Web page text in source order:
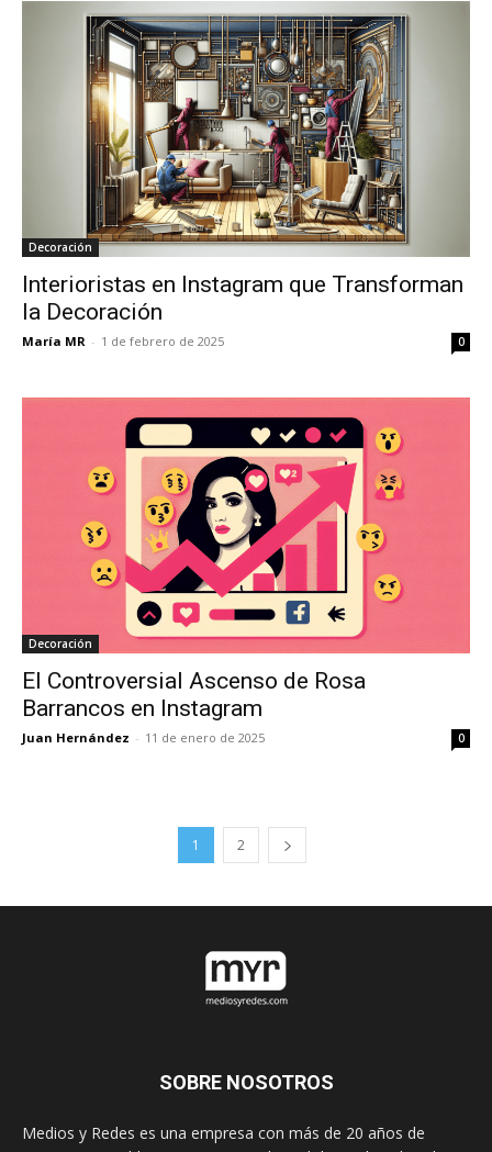
Decoración
Interioristas en Instagram que Transforman
la Decoración
María MR - 1 de febrero de 2025 0
Decoración
El Controversial Ascenso de Rosa
Barrancos en Instagram
Juan Hernández - 11 de enero de 2025 0
1 2
SOBRE NOSOTROS
Medios y Redes es una empresa con más de 20 años de